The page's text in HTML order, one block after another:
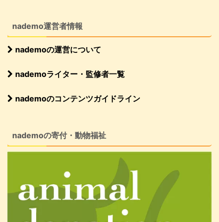
nademo運営者情報
nademoの運営について
nademoライター・監修者一覧
nademoのコンテンツガイドライン
nademoの寄付・動物福祉